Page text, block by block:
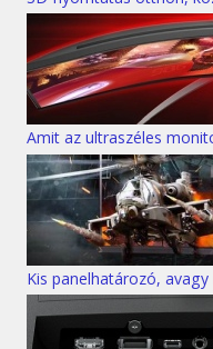
Amit az ultraszéles
Kis panelhatározó,